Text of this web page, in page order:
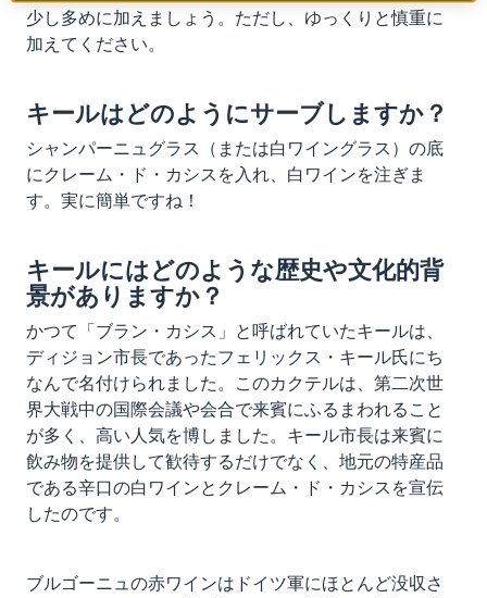
少し多めに加えましょう。ただし、ゆっくりと慎重に
加えてください。
キールはどのようにサーブしますか？
シャンパーニュグラス（または白ワイングラス）の底
にクレーム・ド・カシスを入れ、白ワインを注ぎま
す。実に簡単ですね！
キールにはどのような歴史や文化的背
景がありますか？
かつて「ブラン・カシス」と呼ばれていたキールは、
ディジョン市長であったフェリックス・キール氏にち
なんで名付けられました。このカクテルは、第二次世
界大戦中の国際会議や会合で来賓にふるまわれること
が多く、高い人気を博しました。キール市長は来賓に
飲み物を提供して歓待するだけでなく、地元の特産品
である辛口の白ワインとクレーム・ド・カシスを宣伝
したのです。
ブルゴーニュの赤ワインはドイツ軍にほとんど没収さ